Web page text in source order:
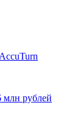
млн рублей